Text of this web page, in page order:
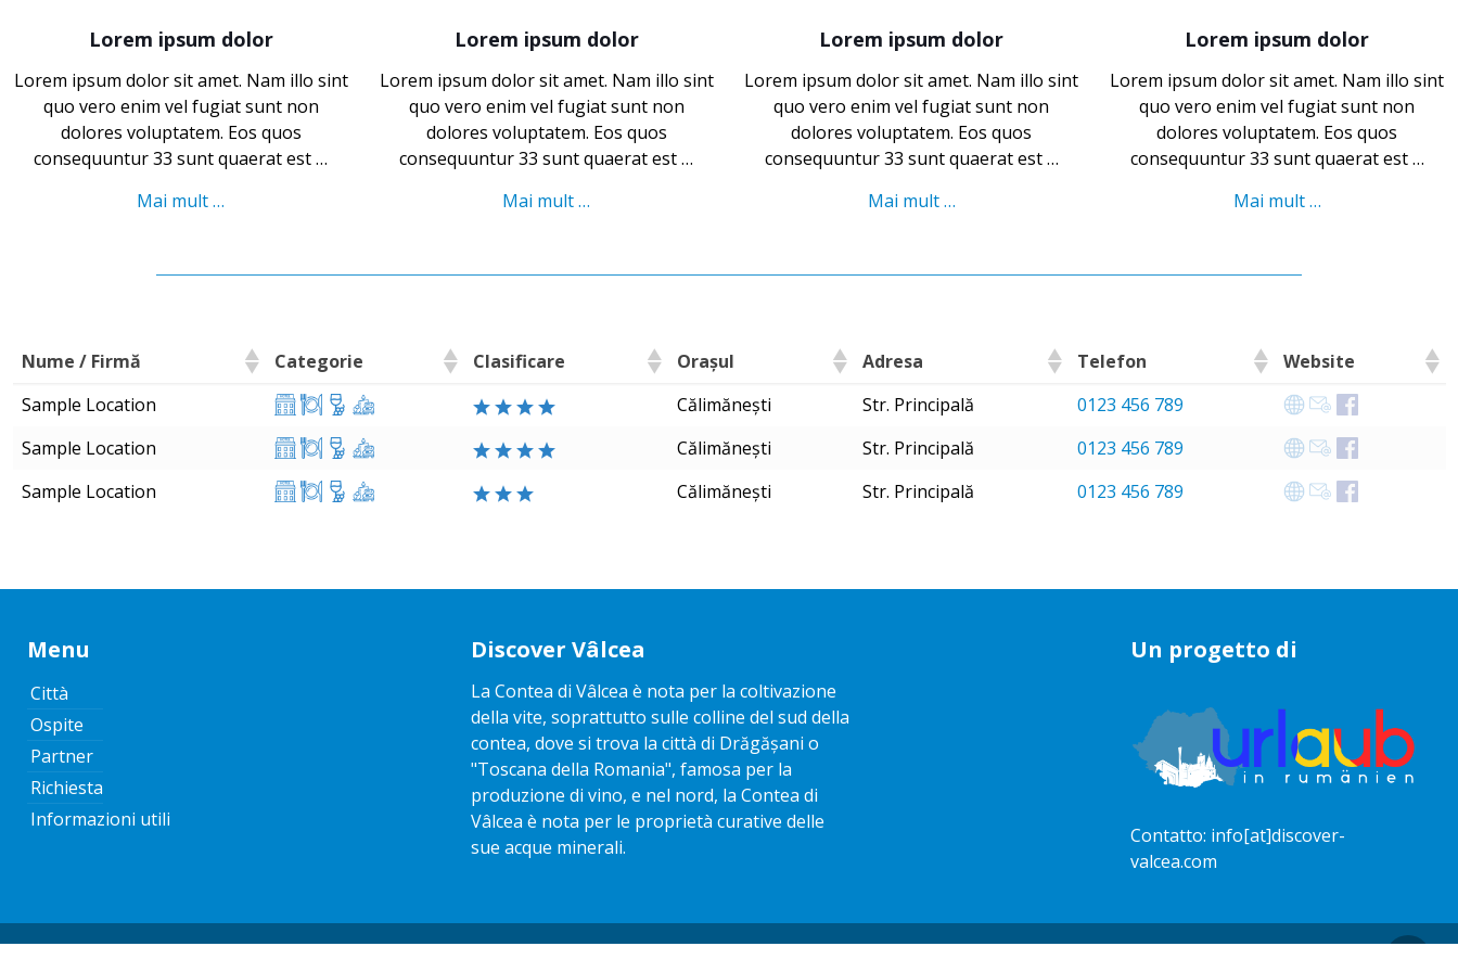
Lorem ipsum dolor
Lorem ipsum dolor sit amet. Nam illo sint
quo vero enim vel fugiat sunt non
dolores voluptatem. Eos quos
consequuntur 33 sunt quaerat est …
Mai mult …
Lorem ipsum dolor
Lorem ipsum dolor sit amet. Nam illo sint
quo vero enim vel fugiat sunt non
dolores voluptatem. Eos quos
consequuntur 33 sunt quaerat est …
Mai mult …
Lorem ipsum dolor
Lorem ipsum dolor sit amet. Nam illo sint
quo vero enim vel fugiat sunt non
dolores voluptatem. Eos quos
consequuntur 33 sunt quaerat est …
Mai mult …
Lorem ipsum dolor
Lorem ipsum dolor sit amet. Nam illo sint
quo vero enim vel fugiat sunt non
dolores voluptatem. Eos quos
consequuntur 33 sunt quaerat est …
Mai mult …
Nume / Firmă Categorie Clasificare Orașul Adresa Telefon
Website
Sample Location
Călimănești Str. Principală
0123 456 789
Sample Location
Călimănești Str. Principală
0123 456 789
Sample Location
Călimănești Str. Principală 0123 456 789
Menu
Città
Ospite
Partner
Richiesta
Informazioni utili
Discover Vâlcea
La Contea di Vâlcea è nota per la coltivazione
della vite, soprattutto sulle colline del sud della
contea, dove si trova la città di Drăgășani o
"Toscana della Romania", famosa per la
produzione di vino, e nel nord, la Contea di
Vâlcea è nota per le proprietà curative delle
sue acque minerali.
Un progetto di
Contatto: info[at]discover-
valcea.com